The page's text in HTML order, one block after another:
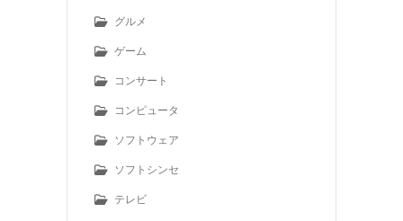
グルメ
ゲーム
コンサート
コンピュータ
ソフトウェア
ソフトシンセ
テレビ